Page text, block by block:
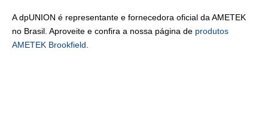
A dpUNION é representante e fornecedora oficial da AMETEK
no Brasil. Aproveite e confira a nossa página de produtos
AMETEK Brookfield